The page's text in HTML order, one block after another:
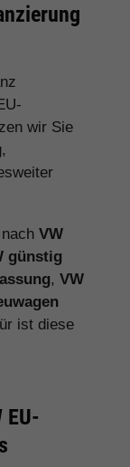
wir Sie
VW
günstig
, VW
ist diese
EU-